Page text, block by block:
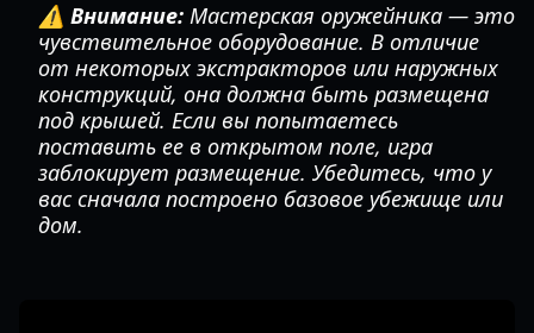
⚠️ Внимание: Мастерская оружейника — это
чувствительное оборудование. В отличие
от некоторых экстракторов или наружных
конструкций, она должна быть размещена
под крышей. Если вы попытаетесь
поставить ее в открытом поле, игра
заблокирует размещение. Убедитесь, что у
вас сначала построено базовое убежище или
дом.